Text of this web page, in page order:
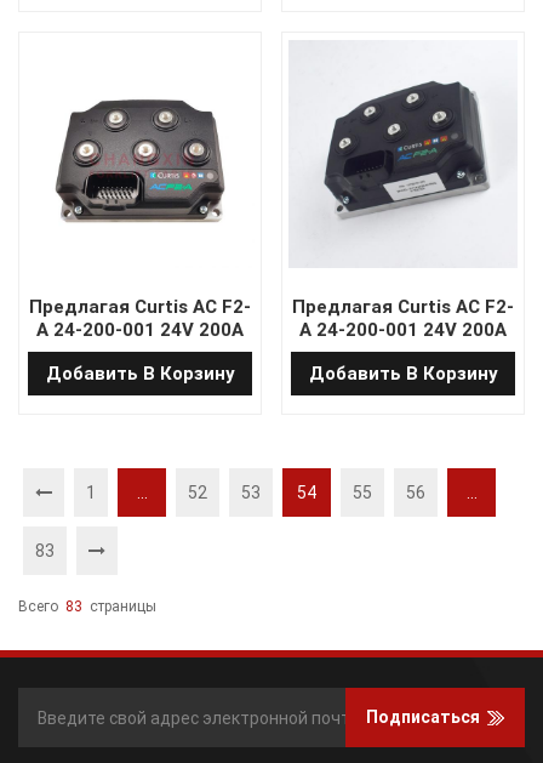
EPS Pallet с помощью
Предлагая Curtis AC F2-
A 24-200-001 24V 200A
AC Отдельно
возбужденный
контроллер двигателя
программой
Добавить В Корзину
Предлагая Curtis AC F2-
A 24-200-001 24V 200A
AC Отдельно
возбужденный
контроллер двигателя
Добавить В Корзину
1 ... 52 53 54 55 56 ...
83
Всего 83 Страницы
Подписаться